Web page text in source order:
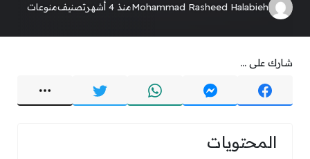
Mohammad Rasheed Halabiehمنذ 4 أشهر تصنيفمنوعات
شارك على ...
المحتويات